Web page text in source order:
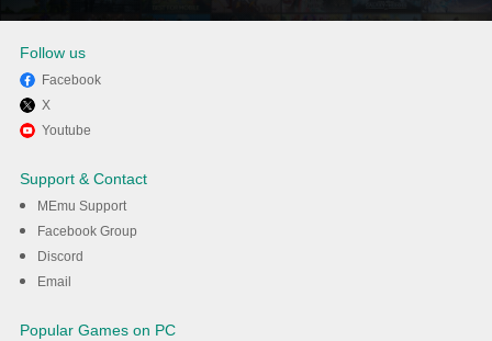
Enjoy playing 俠客傳說：小小
英雄 on PC with MEmu
Follow us
Facebook
X
Youtube
Support & Contact
MEmu Support
Facebook Group
Discord
Email
Popular Games on PC